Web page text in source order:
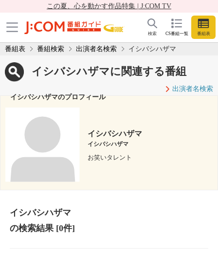
この夏、心を動かす作品特集 | J:COM TV
CS番組一覧 番組表
検索
番組表 番組検索 出演者名検索 イシバシハザマ
イシバシハザマに関連する番組
出演者名検索
イシバシハザマのプロフィール
イシバシハザマ
イシバシハザマ
お笑いタレント
イシバシハザマ
の検索結果[0件]